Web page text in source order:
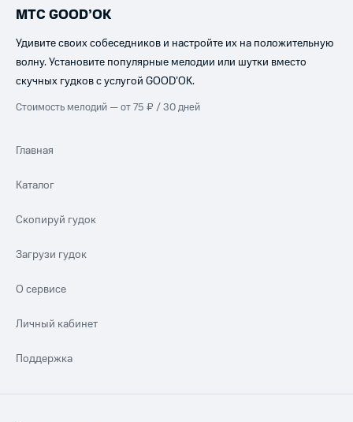
МТС GOOD’OK
Удивите своих собеседников и настройте их на положительную
волну. Установите популярные мелодии или шутки вместо
скучных гудков с услугой GOOD’OK.
Стоимость мелодий — от 75 ₽ / 30 дней
Главная
Каталог
Скопируй гудок
Загрузи гудок
О сервисе
Личный кабинет
Поддержка